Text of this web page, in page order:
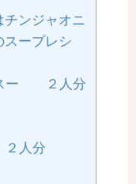
ンジャオニ
スープレシ
スー ２人分
人分